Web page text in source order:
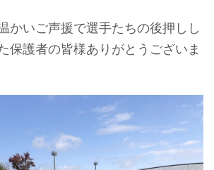
かいご声援で選手たちの後押しし
保護者の皆様ありがとうございま